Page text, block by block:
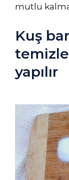
mutlu
Kuş
yapılır